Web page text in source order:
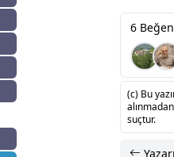
6
(c) Bu
suçtur.